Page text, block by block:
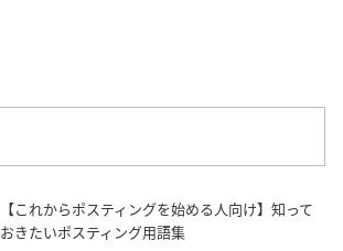
【これからポスティングを始める人向け】知って
おきたいポスティング用語集